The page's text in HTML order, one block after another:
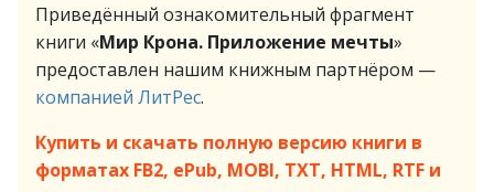
Приведённый ознакомительный фрагмент
книги «Мир Крона. Приложение мечты»
предоставлен нашим книжным партнёром —
компанией ЛитРес.
Купить и скачать полную версию книги в
форматах FB2, ePub, MOBI, TXT, HTML, RTF и